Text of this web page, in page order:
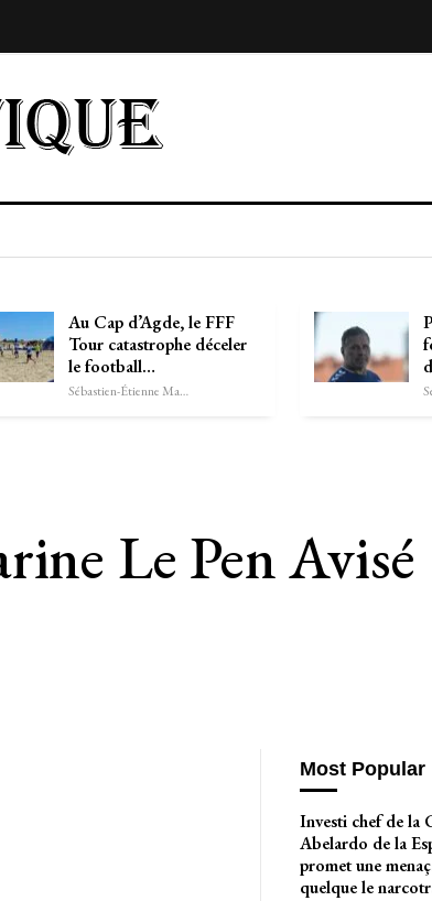
Au Cap d’Agde, le FFF
Tour catastrophe déceler
le football…
Sébastien-Étienne Marechal
Le Pen Avisé
Most Popular
Investi chef de la
Abelardo de la
promet une
quelque le